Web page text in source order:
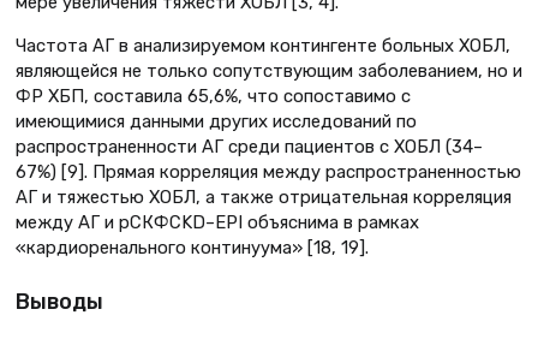
Частота АГ в анализируемом контингенте больных ХОБЛ,
являющейся не только сопутствующим заболеванием, но и
ФР ХБП, составила 65,6%, что сопоставимо с
имеющимися данными других исследований по
распространенности АГ среди пациентов с ХОБЛ (34–
67%) [9]. Прямая корреляция между распространенностью
АГ и тяжестью ХОБЛ, а также отрицательная корреляция
между АГ и рСКФCKD–EPI объяснима в рамках
«кардиоренального континуума» [18, 19].
Выводы